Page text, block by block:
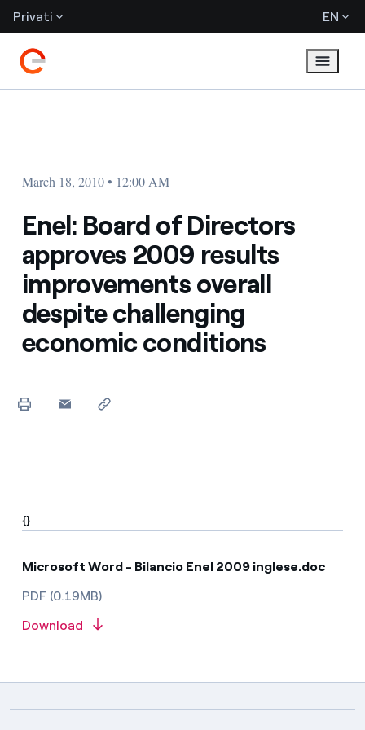
Privati EN
March 18, 2010 • 12:00 AM
Enel: Board of Directors
approves 2009 results
improvements overall
despite challenging
economic conditions
{}
Microsoft Word - Bilancio Enel 2009 inglese.doc
PDF (0.19MB)
Download